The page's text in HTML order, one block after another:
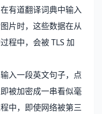
有道翻译词典中输入
片时，这些数据在从
程中，会被 TLS 加
入一段英文句子，点
被加密成一串看似毫
中，即使网络被第三